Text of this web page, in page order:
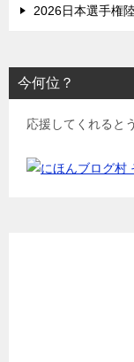
2026日本選手権
今何位？
応援してくれると